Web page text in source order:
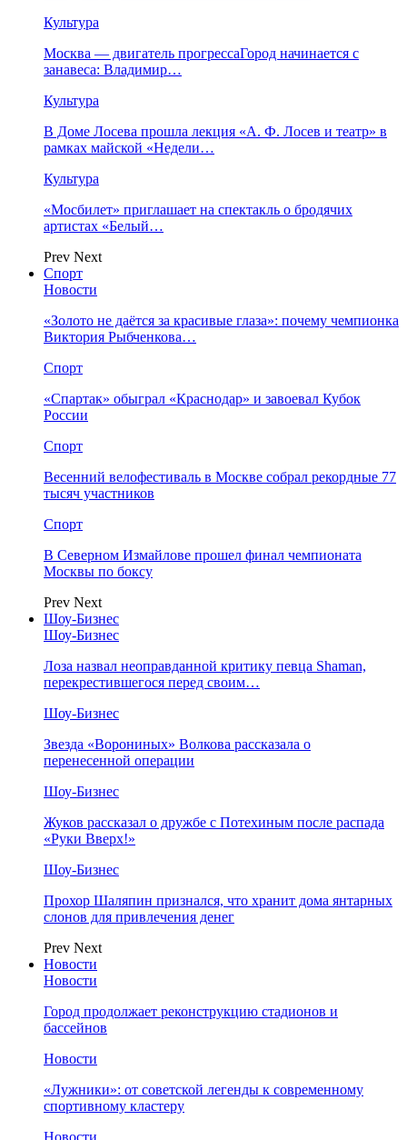
Культура
Москва — двигатель прогрессаГород начинается с
занавеса: Владимир…
Культура
В Доме Лосева прошла лекция «А. Ф. Лосев и театр» в
рамках майской «Недели…
Культура
«Мосбилет» приглашает на спектакль о бродячих
артистах «Белый…
Prev Next
Спорт
Новости
«Золото не даётся за красивые глаза»: почему чемпионка
Виктория Рыбченкова…
Спорт
«Спартак» обыграл «Краснодар» и завоевал Кубок
России
Спорт
Весенний велофестиваль в Москве собрал рекордные 77
тысяч участников
Спорт
В Северном Измайлове прошел финал чемпионата
Москвы по боксу
Prev Next
Шоу-Бизнес
Шоу-Бизнес
Лоза назвал неоправданной критику певца Shaman,
перекрестившегося перед своим…
Шоу-Бизнес
Звезда «Ворониных» Волкова рассказала о
перенесенной операции
Шоу-Бизнес
Жуков рассказал о дружбе с Потехиным после распада
«Руки Вверх!»
Шоу-Бизнес
Прохор Шаляпин признался, что хранит дома янтарных
слонов для привлечения денег
Prev Next
Новости
Новости
Город продолжает реконструкцию стадионов и
бассейнов
Новости
«Лужники»: от советской легенды к современному
спортивному кластеру
Новости